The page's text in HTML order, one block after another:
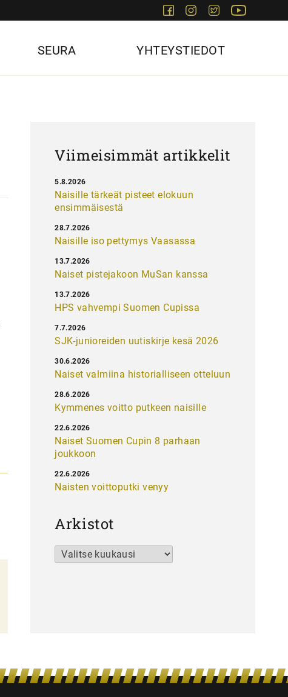
FacebookInstagram
Twitter
SEURA YHTEYSTIEDOT
Viimeisimmät artikkelit
Naisille tärkeät pisteet elokuun
ensimmäisestä
5.8.2026
Naisille iso pettymys Vaasassa
28.7.2026
Naiset pistejakoon MuSan kanssa
13.7.2026
HPS vahvempi Suomen Cupissa
13.7.2026
SJK-junioreiden uutiskirje kesä 2026
7.7.2026
Naiset valmiina historialliseen otteluun
30.6.2026
Kymmenes voitto putkeen naisille
28.6.2026
Naiset Suomen Cupin 8 parhaan
joukkoon
22.6.2026
Naisten voittoputki venyy
22.6.2026
Arkistot
Arkistot